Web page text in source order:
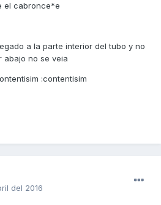
el cabronce*e
a la parte interior del tubo y no
abajo no se veia
:contentisim
del 2016